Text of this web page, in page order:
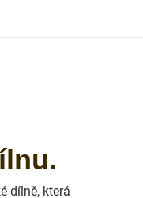
dílně, která